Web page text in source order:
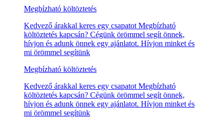
Megbízható költöztetés
Kedvező árakkal keres egy csapatot Megbízható
költöztetés kapcsán? Cégünk örömmel segít önnek,
hívjon és adunk önnek egy ajánlatot. Hívjon minket és
mi örömmel segítünk
Megbízható költöztetés
Kedvező árakkal keres egy csapatot Megbízható
költöztetés kapcsán? Cégünk örömmel segít önnek,
hívjon és adunk önnek egy ajánlatot. Hívjon minket és
mi örömmel segítünk